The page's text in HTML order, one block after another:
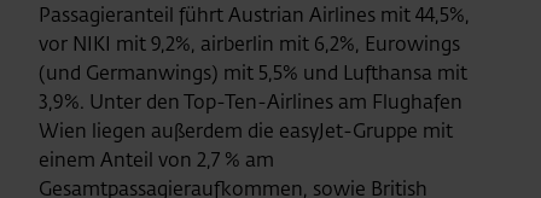
Passagieranteil führt Austrian Airlines mit 44,5%,
vor NIKI mit 9,2%, airberlin mit 6,2%, Eurowings
(und Germanwings) mit 5,5% und Lufthansa mit
3,9%. Unter den Top-Ten-Airlines am Flughafen
Wien liegen außerdem die easyJet-Gruppe mit
einem Anteil von 2,7 % am
Gesamtpassagieraufkommen, sowie British